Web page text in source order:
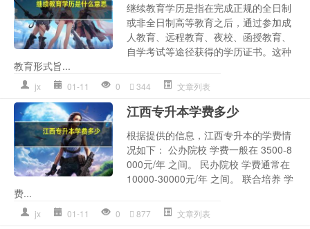
继续教育学历是指在完成正规的全日制
或非全日制高等教育之后，通过参加成
人教育、远程教育、夜校、函授教育、
自学考试等途径获得的学历证书。这种
教育形式旨...
jx 01-11 0 344 文章列表
江西专升本学费多少
根据提供的信息，江西专升本的学费情
况如下： 公办院校 学费一般在 3500-8
000元/年 之间。 民办院校 学费通常在
10000-30000元/年 之间。 联合培养 学
费...
jx 01-11 0 877 文章列表